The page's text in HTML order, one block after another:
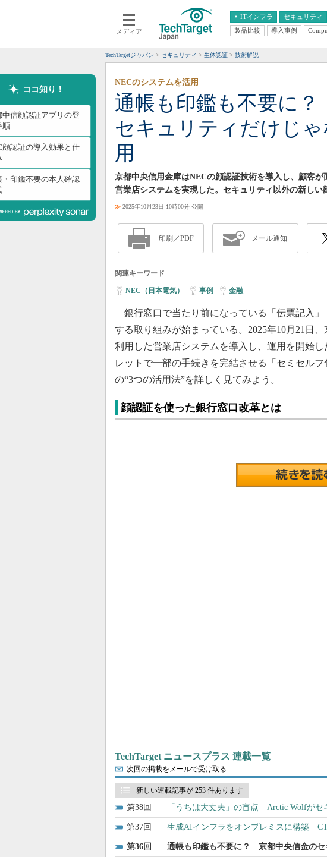
メディア
ITインフラ
クラウド
スマートモバイル
ネットワーク
システム運用管理
セキュリティ
エンタープライズAI
ERP
情報系システム
経
製品比較 導入事例
TechTargetジャパン セキュリティ 生体認証 技術解説
ココ知り！
中信顔認証アプリの登
順
顔認証の導入効果と仕
・印鑑不要の本人確認
通帳も印鑑も不要に
セキュリティだけじ
用
NECのシステムを活用
京都中央信用金庫はNECの顔認証技術を導入し、顧客
営業店システムを実現した。セキュリティ以外の新しい
≫ 2025年10月23日 10時00分 公開
印刷／PDF メール通知
関連キーワード
NEC（日本電気） 事例 金融
銀行窓口で当たり前になっている「伝票記入」
する取り組みが始まっている。2025年10月21日
利用した営業店システムを導入し、運用を開始
レットで一部の手続きを完結させる「セミセル
の“3つの活用法”を詳しく見てみよう。
顔認証を使った銀行窓口改革とは
TechTarget ニュースプラス 連載一覧
次回の掲載をメールで受け取る
新しい連載記事が 253 件あります
38 「うちは大丈夫」の盲点 Arctic Wolfがセ
37 生成AIインフラをオンプレミスに構築
36 通帳も印鑑も不要に？ 京都中央信金のセ